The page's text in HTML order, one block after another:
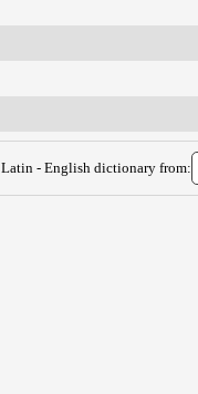
Latin - English dictionary from: